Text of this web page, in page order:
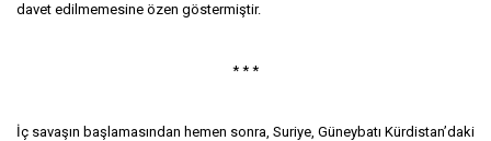
davet edilmemesine özen göstermiştir.
* * *
İç savaşın başlamasından hemen sonra, Suriye, Güneybatı Kürdistan’daki